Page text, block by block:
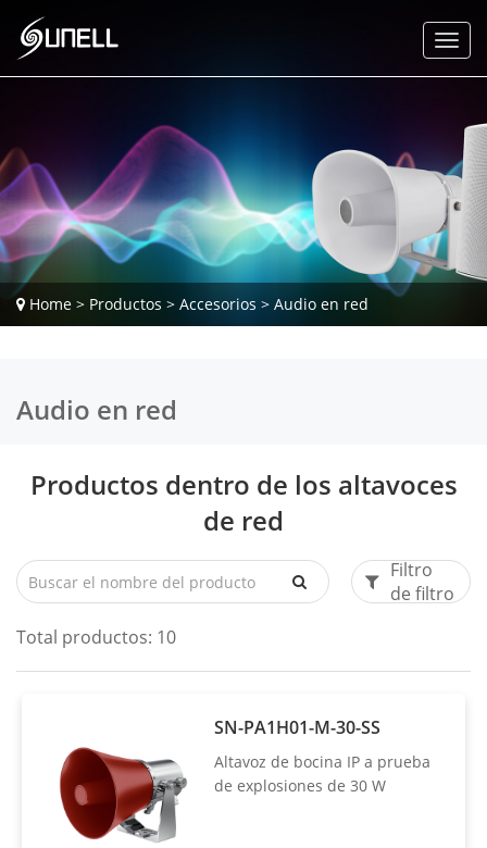
Home > Productos > Accesorios > Audio en red
Audio en red
Productos dentro de los altavoces
de red
Filtro
de filtro
Total productos: 10
SN-PA1H01-M-30-SS
Altavoz de bocina IP a prueba
de explosiones de 30 W